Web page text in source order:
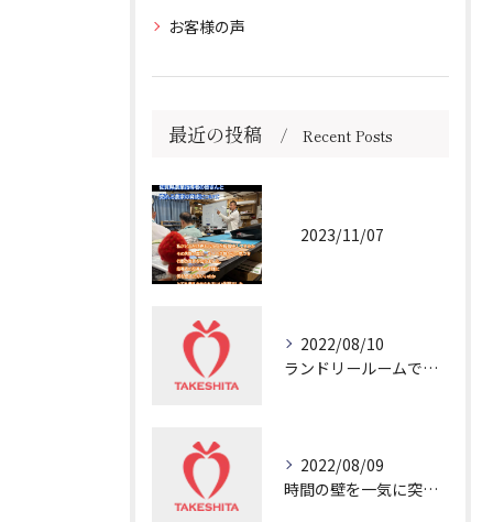
お客様の声
最近の投稿 Recent Posts
2023/11/07
2022/08/10
ランドリールームで冷や汗💦
2022/08/09
時間の壁を一気に突き破る非日常